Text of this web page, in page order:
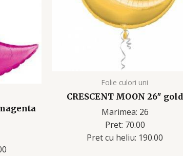
Folie culori uni
CRESCENT MOON 26″ gold
Marimea: 26
Pret: 70.00
Pret cu heliu: 190.00